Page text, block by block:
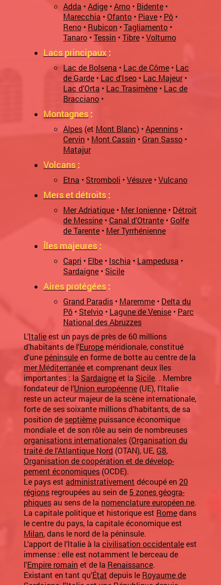
Adda •Adige •Arno • Bidente •
Marecchia • Ofanto • Piave • Pô •
Reno • Rubicon •Tagliamento •
Tanaro •Tessin •Tibre •Volturno
Lacs principaux :
Lac de Bolsena • Lac de Côme • Lac
de Garde • Lac d'Iseo • Lac Majeur•
Lac d'Orta • Lac Trasimène • Lac de
Bracciano •
Montagnes :
Alpes (et Mont Blanc) •Apennins •
Cervin • Mont Cassin • Gran Sasso •
Matajur
Volcans :
Etna • Stromboli •Vésuve •Vulcano
Mers et détroits :
Mer Adriatique • Mer Ionienne • Détroit
de Messine • Canal d'Otrante • Golfe
de Tarente • Mer Tyrrhénienne
Îles majeures :
Capri • Elbe • Ischia • Lampedusa •
Sardaigne • Sicile
Aires protégées :
Grand Paradis • Maremme • Delta du
Pô • Stelvio • Lagune de Venise • Parc
National des Abruzzes
L’Italieest un pays de près de 60 millions
d’habitants de l'Europe méridionale, constitué
d'une péninsuleen forme de botte au centre de la
mer Méditerranéeet comprenant deux îles
importantes : la Sardaigneet la Sicile. . Membre
fondateur de l’Union européenne (UE), l'Italie
reste un acteur majeur de la scène internationale,
forte de ses soixante millions d’habitants, de sa
position de septième puissance économique
mondiale et de son rôle au sein de nombreuses
organisations internationales (Organisation du
traité de l'Atlantique Nord (OTAN), UE, G8,
Organisation de coopération et de dévelop-
pement économiques (OCDE).
Le pays est administrativement découpé en 20
régions regroupées au sein de 5 zones géogra-
phiquesau sens de la nomenclature européen ne.
La capitale politique et historique est Romedans
le centre du pays, la capitale économique est
Milan, dans le nord de la péninsule.
L’apport de l’Italie à la civilisation occidentaleest
immense : elle est notamment le berceau de
l'Empire romain et de la Renaissance.
Existant en tant qu’État depuis le Royaume de